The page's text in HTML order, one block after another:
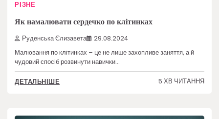
РІЗНЕ
Як намалювати сердечко по клітинках
Руденська Єлизавета 29.08.2024
Малювання по клітинках – це не лише захопливе заняття, а й
чудовий спосіб розвинути навички…
ДЕТАЛЬНІШЕ 5 ХВ ЧИТАННЯ